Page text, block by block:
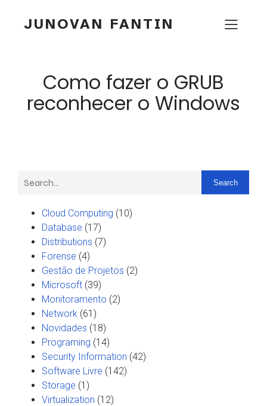
JUNOVAN FANTIN
Como fazer o GRUB
reconhecer o Windows
Search
Cloud Computing (10)
Database (17)
Distributions (7)
Forense (4)
Gestão de Projetos (2)
Microsoft (39)
Monitoramento (2)
Network (61)
Novidades (18)
Programing (14)
Security Information (42)
Software Livre (142)
Storage (1)
Virtualization (12)